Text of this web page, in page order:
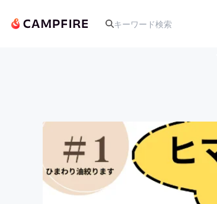
アート・写真
テクノロジー・ガジェット